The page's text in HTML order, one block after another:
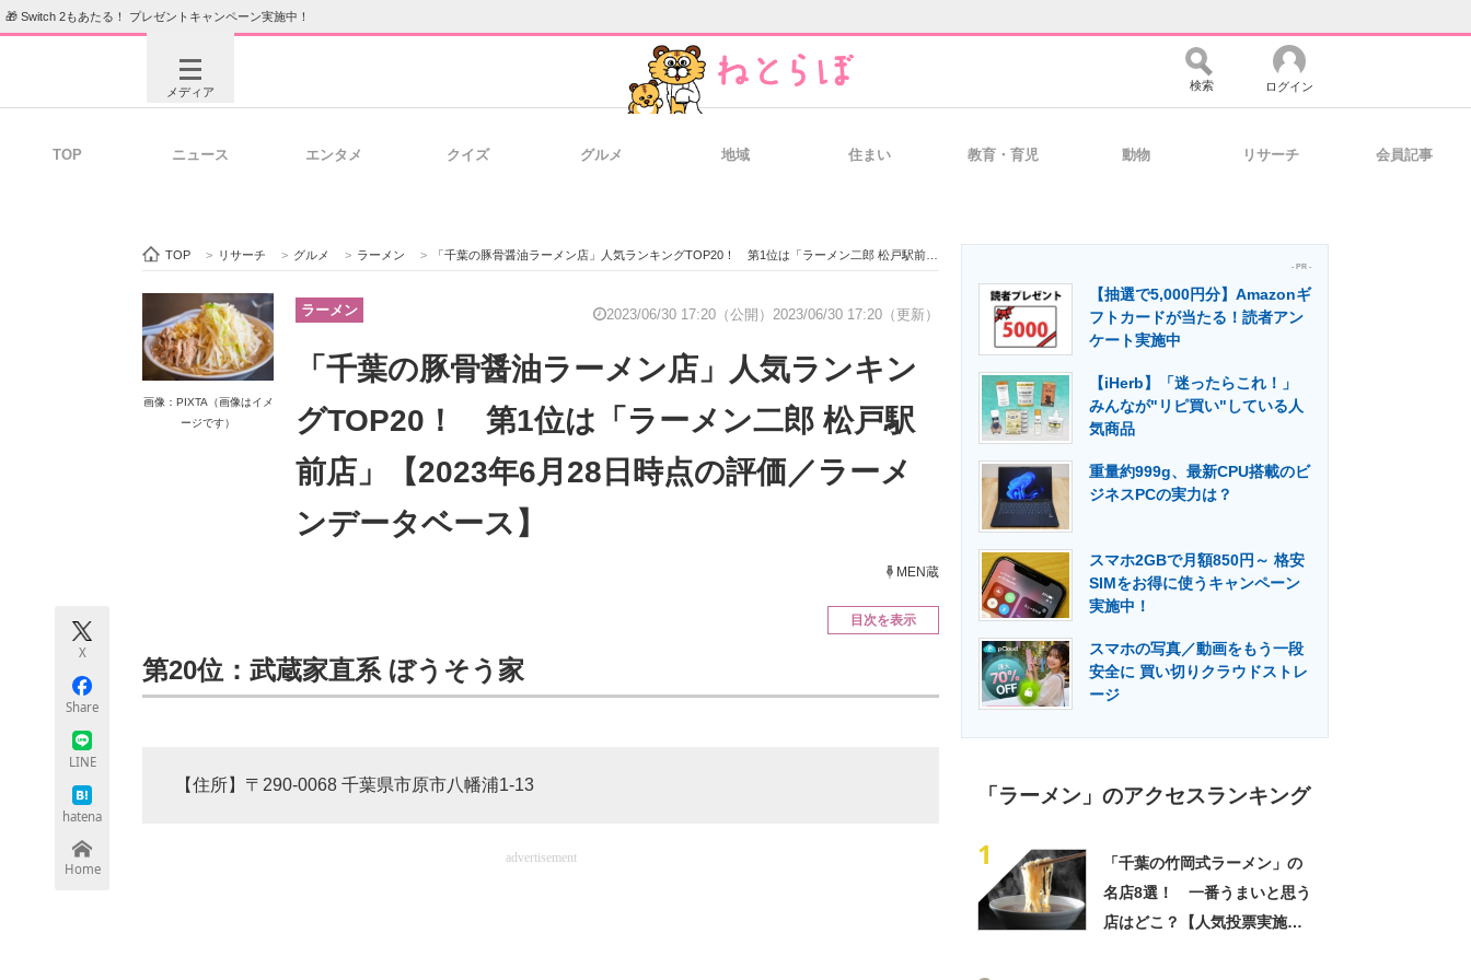
🎁 Switch 2もあたる！ プレゼントキャンペーン実施中！
メディア
ビジネスと働き方のヒント 経営リーダーのコミュニティ マーケ×ITの今がよく分かる
ITエンジニア向け専門サイト IT製品の技術・比較・事例 製造業のIT導入・活用を支援
エレクトロニクス専門サイト エネルギーの専門メディア 建設×テクノロジーの最前線
検索 ログイン
TOP ニュース エンタメ クイズ グルメ 地域 住まい 教育・育児 動物 リサーチ 会員記事
TOP > リサーチ > グルメ > ラーメン > 「千葉の豚骨醤油ラーメン店」人気ランキングTOP20！ 第1位は「ラーメン二郎 松戸駅前店」【2023年6月28日時点の評価／ラーメンデータベース】
画像：PIXTA（画像はイメ
ージです）
ラーメン 2023/06/30 17:20（公開） 2023/06/30 17:20（更新）
「千葉の豚骨醤油ラーメン店」人気ランキン
グTOP20！ 第1位は「ラーメン二郎 松戸駅
前店」【2023年6月28日時点の評価／ラーメ
ンデータベース】
MEN蔵
X
Share
LINE
hatena
Home
目次を表示
第20位：武蔵家直系 ぼうそう家
【住所】〒290-0068 千葉県市原市八幡浦1-13
advertisement
- PR -
【抽選で5,000円分】Amazonギ
フトカードが当たる！読者アン
ケート実施中
【iHerb】「迷ったらこれ！」
みんなが"リピ買い"している人
気商品
重量約999g、最新CPU搭載のビ
ジネスPCの実力は？
スマホ2GBで月額850円～ 格安
SIMをお得に使うキャンペーン
実施中！
スマホの写真／動画をもう一段
安全に 買い切りクラウドストレ
ージ
「ラーメン」のアクセスランキング
1
「千葉の竹岡式ラーメン」の
名店8選！ 一番うまいと思う
店はどこ？【人気投票実施